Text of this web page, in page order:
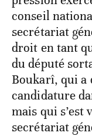
conseil
secrétariat
droit en tant
du député
Boukarî, qui a
candidature
mais qui s’est
secrétariat